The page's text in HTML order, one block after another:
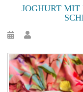
JOGHURT MIT